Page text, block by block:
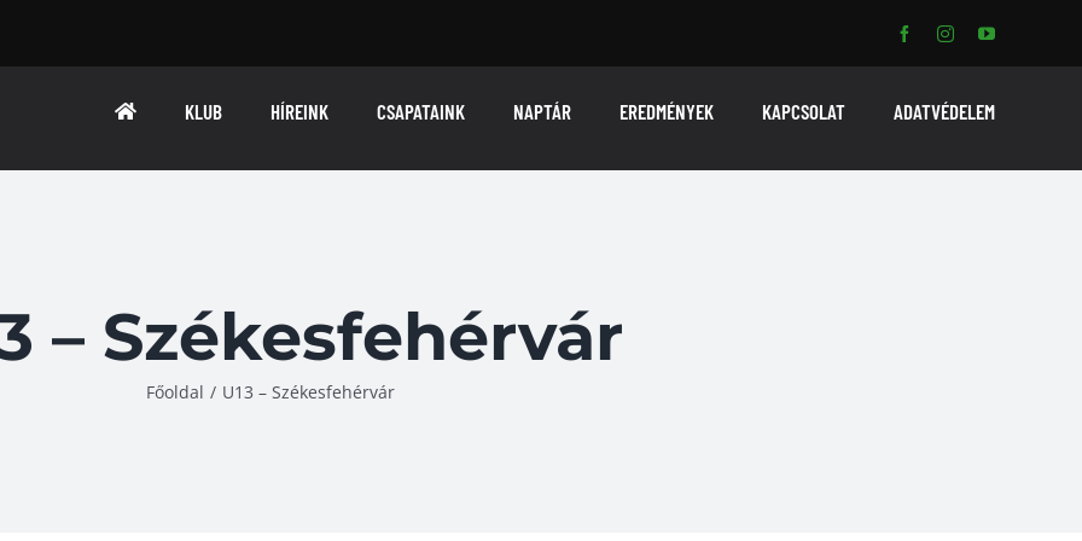
KLUB HÍREINK CSAPATAINK NAPTÁR EREDMÉNYEK KAPCSOLAT ADATVÉDELEM
– Székesfehérvár
Főoldal / U13 – Székesfehérvár